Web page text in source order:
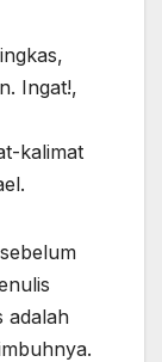
Ingat!,
kalimat
adalah